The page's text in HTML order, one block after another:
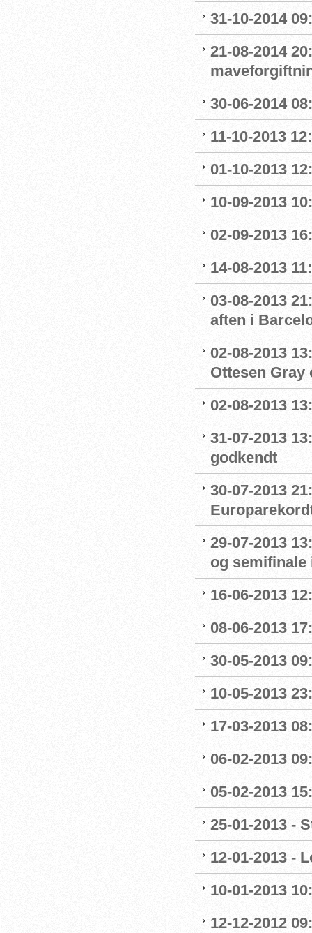
31-10-2014
21-08-2014
30-06-2014
11-10-2013
01-10-2013
10-09-2013
02-09-2013
14-08-2013
03-08-2013
aften i
02-08-2013
Ottesen Gray
02-08-2013
31-07-2013
godkendt
30-07-2013
29-07-2013
og
16-06-2013
08-06-2013
30-05-2013
10-05-2013
17-03-2013
06-02-2013
05-02-2013
25-01-2013 -
12-01-2013 -
10-01-2013
12-12-2012